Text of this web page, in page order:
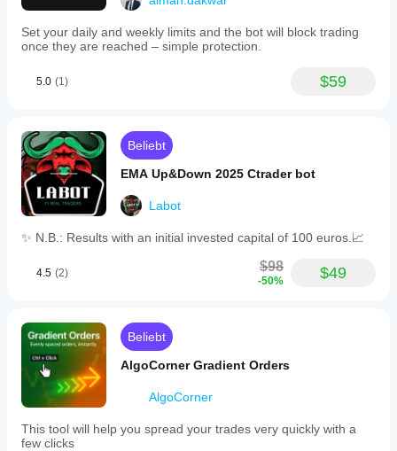
Set your daily and weekly limits and the bot will block trading
once they are reached – simple protection.
5.0 (1) $59
Beliebt
EMA Up&Down 2025 Ctrader bot
Labot
✨ N.B.: Results with an initial invested capital of 100 euros.📈
4.5 (2) $98
-50% $49
Beliebt
AlgoCorner Gradient Orders
AlgoCorner
This tool will help you spread your trades very quickly with a
few clicks